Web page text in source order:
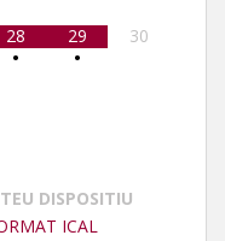
28
•
29
•
30
DISPOSITIU
ICAL